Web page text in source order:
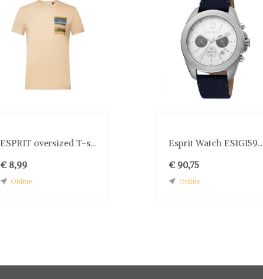
ESPRIT oversized T-s...
€ 8,99
Online
Esprit Watch ES1G159...
€ 90,75
Online